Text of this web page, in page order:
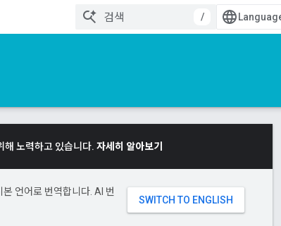
/
노력하고 있습니다. 자세히 알아보기
언어로 번역합니다. AI 번